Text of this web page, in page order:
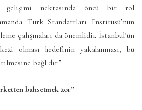
gelişimi noktasında öncü bir rol
Türk Standartları Enstitüsü’nün
çalışmaları da önemlidir. İstanbul’un
olması hedefinin yakalanması, bu
bağlıdır.”
bahsetmek zor”